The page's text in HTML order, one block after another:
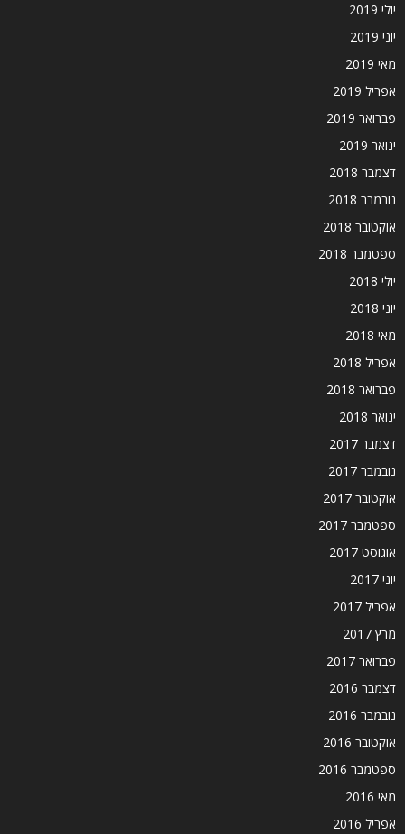
יולי 2019
יוני 2019
מאי 2019
אפריל 2019
פברואר 2019
ינואר 2019
דצמבר 2018
נובמבר 2018
אוקטובר 2018
ספטמבר 2018
יולי 2018
יוני 2018
מאי 2018
אפריל 2018
פברואר 2018
ינואר 2018
דצמבר 2017
נובמבר 2017
אוקטובר 2017
ספטמבר 2017
אוגוסט 2017
יוני 2017
אפריל 2017
מרץ 2017
פברואר 2017
דצמבר 2016
נובמבר 2016
אוקטובר 2016
ספטמבר 2016
מאי 2016
אפריל 2016